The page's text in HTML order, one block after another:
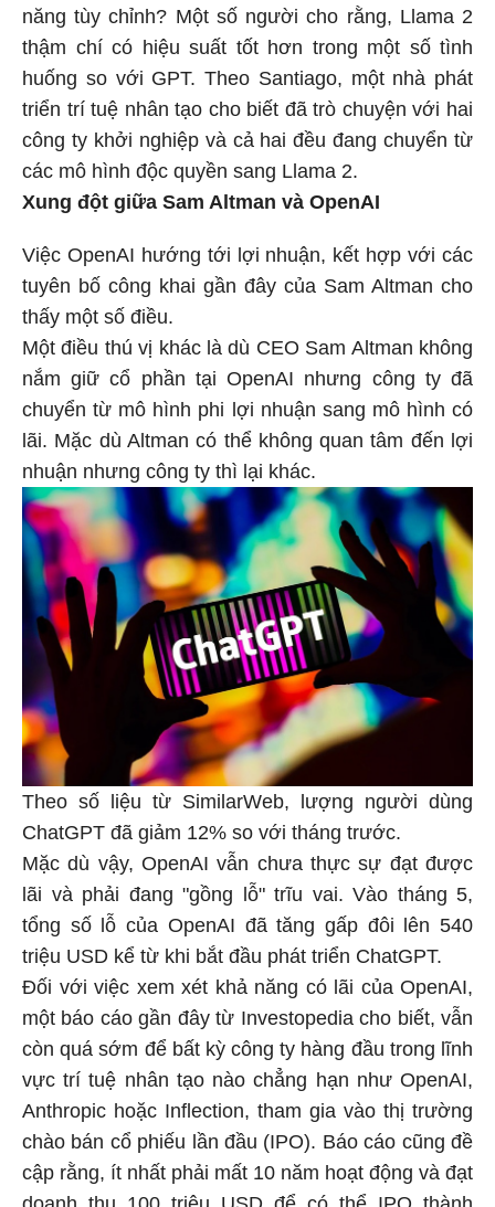
năng tùy chỉnh? Một số người cho rằng, Llama 2
thậm chí có hiệu suất tốt hơn trong một số tình
huống so với GPT. Theo Santiago, một nhà phát
triển trí tuệ nhân tạo cho biết đã trò chuyện với hai
công ty khởi nghiệp và cả hai đều đang chuyển từ
các mô hình độc quyền sang Llama 2.
Xung đột giữa Sam Altman và OpenAI
Việc OpenAI hướng tới lợi nhuận, kết hợp với các
tuyên bố công khai gần đây của Sam Altman cho
thấy một số điều.
Một điều thú vị khác là dù CEO Sam Altman không
nắm giữ cổ phần tại OpenAI nhưng công ty đã
chuyển từ mô hình phi lợi nhuận sang mô hình có
lãi. Mặc dù Altman có thể không quan tâm đến lợi
nhuận nhưng công ty thì lại khác.
Theo số liệu từ SimilarWeb, lượng người dùng
ChatGPT đã giảm 12% so với tháng trước.
Mặc dù vậy, OpenAI vẫn chưa thực sự đạt được
lãi và phải đang "gồng lỗ" trĩu vai. Vào tháng 5,
tổng số lỗ của OpenAI đã tăng gấp đôi lên 540
triệu USD kể từ khi bắt đầu phát triển ChatGPT.
Đối với việc xem xét khả năng có lãi của OpenAI,
một báo cáo gần đây từ Investopedia cho biết, vẫn
còn quá sớm để bất kỳ công ty hàng đầu trong lĩnh
vực trí tuệ nhân tạo nào chẳng hạn như OpenAI,
Anthropic hoặc Inflection, tham gia vào thị trường
chào bán cổ phiếu lần đầu (IPO). Báo cáo cũng đề
cập rằng, ít nhất phải mất 10 năm hoạt động và đạt
doanh thu 100 triệu USD để có thể IPO thành